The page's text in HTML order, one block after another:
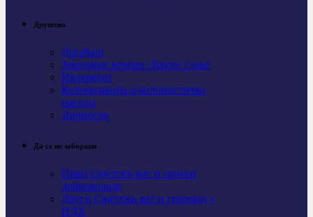
Друштво
Догађаји
Завичајне вечери / Крсне славе
Интервјуи
Колонизација и колонистичка
насеља
Личности
Да се не заборави
Први Свјeтски рат и српски
добровољци
Други Свјетски рат и геноцид у
НДХ